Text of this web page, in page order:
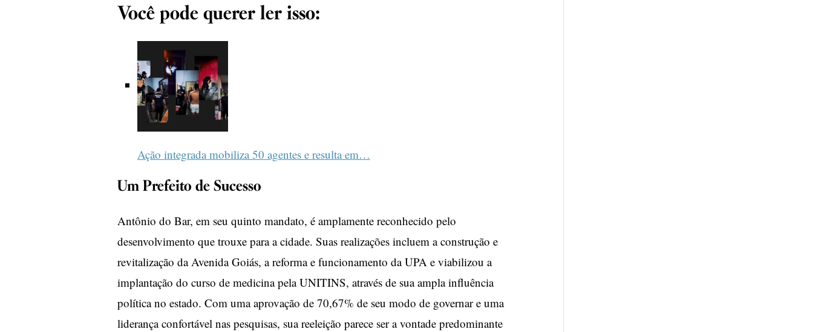
Você pode querer ler isso:
Ação integrada mobiliza 50 agentes e resulta em…
Um Prefeito de Sucesso
Antônio do Bar, em seu quinto mandato, é amplamente reconhecido pelo
desenvolvimento que trouxe para a cidade. Suas realizações incluem a construção e
revitalização da Avenida Goiás, a reforma e funcionamento da UPA e viabilizou a
implantação do curso de medicina pela UNITINS, através de sua ampla influência
política no estado. Com uma aprovação de 70,67% de seu modo de governar e uma
liderança confortável nas pesquisas, sua reeleição parece ser a vontade predominante